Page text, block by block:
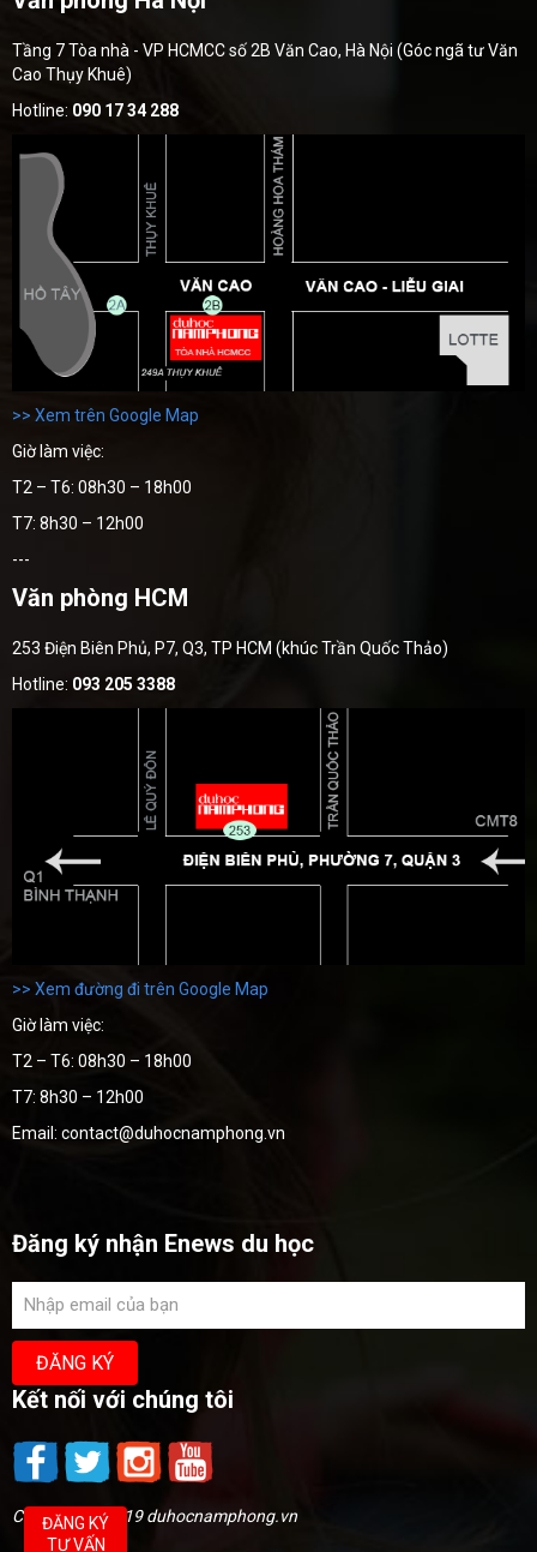
Tầng 7 Tòa nhà - VP HCMCC số 2B Văn Cao, Hà Nội (Góc ngã tư Văn
Cao Thụy Khuê)
Hotline: 090 17 34 288
>> Xem trên Google Map
Giờ làm việc:
T2 – T6: 08h30 – 18h00
T7: 8h30 – 12h00
---
Văn phòng HCM
253 Điện Biên Phủ, P7, Q3, TP HCM (khúc Trần Quốc Thảo)
Hotline: 093 205 3388
>> Xem đường đi trên Google Map
Giờ làm việc:
T2 – T6: 08h30 – 18h00
T7: 8h30 – 12h00
Email: contact@duhocnamphong.vn
Đăng ký nhận Enews du học
Kết nối với chúng tôi
Copyright @2019 duhocnamphong.vn
ĐĂNG KÝ
TƯ VẤN